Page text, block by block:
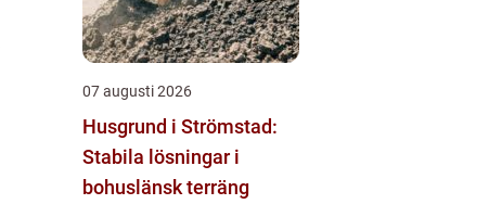
07 augusti 2026
Husgrund i Strömstad:
Stabila lösningar i
bohuslänsk terräng